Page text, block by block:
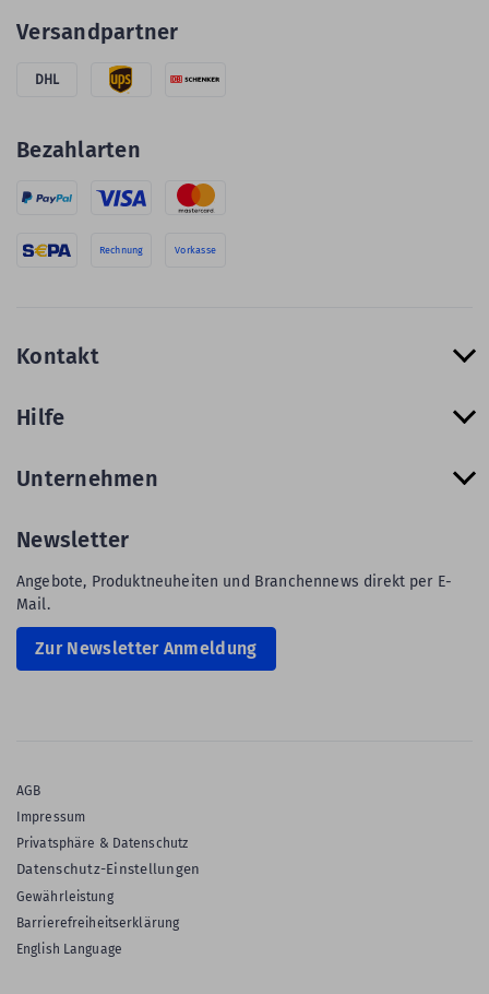
Versandpartner
DHL
Bezahlarten
Rechnung Vorkasse
Kontakt
Hilfe
Unternehmen
Newsletter
Angebote, Produktneuheiten und Branchennews direkt per E-
Mail.
Zur Newsletter Anmeldung
AGB
Impressum
Privatsphäre & Datenschutz
Datenschutz-Einstellungen
Gewährleistung
Barrierefreiheitserklärung
English Language